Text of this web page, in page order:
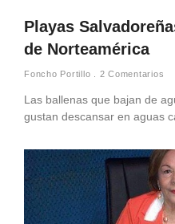
Playas
de Norteamérica
Foncho Portillo 2 Comentarios
Las ballenas que bajan de
gustan descansar en aguas